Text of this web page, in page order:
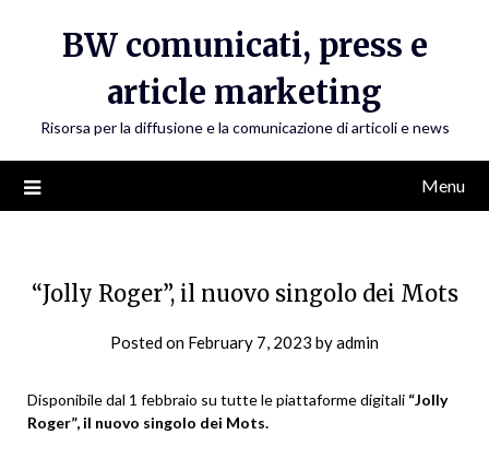
BW comunicati, press e
article marketing
Risorsa per la diffusione e la comunicazione di articoli e news
Menu
“Jolly Roger”, il nuovo singolo dei Mots
Posted on February 7, 2023 byadmin
Disponibile dal 1 febbraio su tutte le piattaforme digitali “Jolly
Roger”, il nuovo singolo dei Mots.